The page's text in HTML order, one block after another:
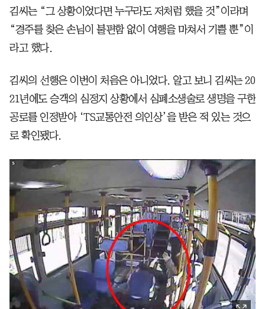
김씨는 “그 상황이었다면 누구라도 저처럼 했을 것”이라며
“경주를 찾은 손님이 불편함 없이 여행을 마쳐서 기쁠 뿐”이
라고 했다.
김씨의 선행은 이번이 처음은 아니었다. 알고 보니 김씨는 20
21년에도 승객의 심정지 상황에서 심폐소생술로 생명을 구한
공로를 인정받아 ‘TS교통안전 의인상’을 받은 적 있는 것으
로 확인됐다.